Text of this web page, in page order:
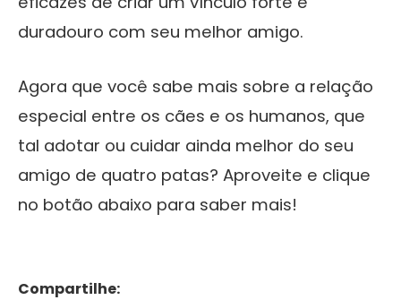
duradouro com seu melhor amigo.
Agora que você sabe mais sobre a relação
especial entre os cães e os humanos, que
tal adotar ou cuidar ainda melhor do seu
amigo de quatro patas? Aproveite e clique
no botão abaixo para saber mais!
Compartilhe: